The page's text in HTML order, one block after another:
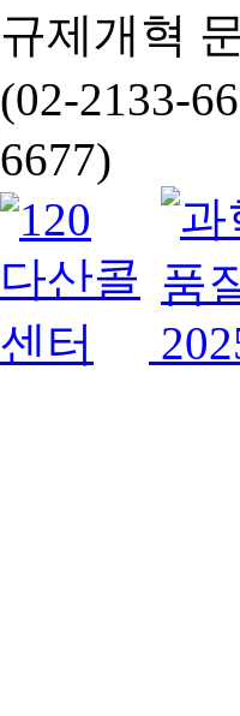
규제개혁
(02-2133-
6677)